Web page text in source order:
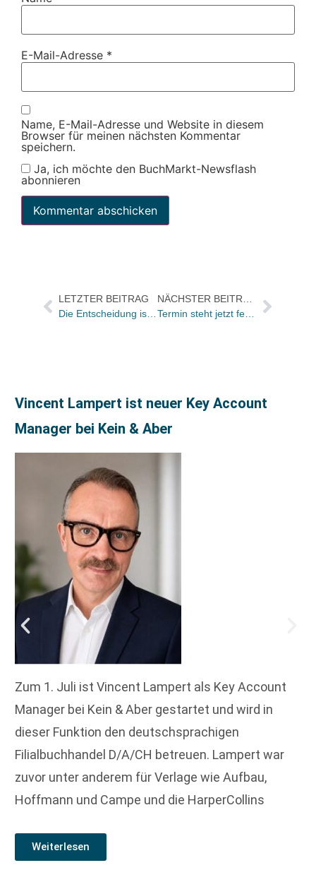
E-Mail-Adresse *
Name, E-Mail-Adresse und Website in diesem
Browser für meinen nächsten Kommentar
speichern.
Ja, ich möchte den BuchMarkt-Newsflash
abonnieren
LETZTER BEITRAG
Die Entscheidung ist gefallen: Hier sind die Gewinner des Deutschen Hörbuchpreises 2007
NÄCHSTER BEITRAG
Termin steht jetzt fest: Thalia eröffnet am 19. Februar in Augsburg neu
Vincent Lampert ist neuer Key Account
Manager bei Kein & Aber
Zum 1. Juli ist Vincent Lampert als Key Account
Manager bei Kein & Aber gestartet und wird in
dieser Funktion den deutschsprachigen
Filialbuchhandel D/A/CH betreuen. Lampert war
zuvor unter anderem für Verlage wie Aufbau,
Hoffmann und Campe und die HarperCollins
Weiterlesen